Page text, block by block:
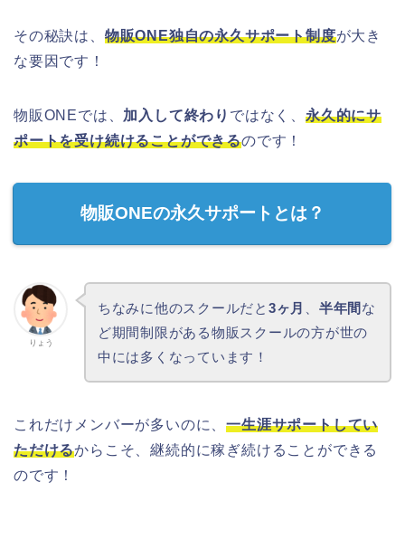
その秘訣は、 物販ONE独自の永久サポート制度が大き
な要因です！
物販ONEでは、 加入して終わり ではなく、永久的にサ
ポートを受け続けることができるのです！
物販ONEの永久サポートとは？
りょう
ちなみに他のスクールだと 3ヶ月 半年間 な
ど期間制限がある物販スクールの方が世の
中には多くなっています！
これだけメンバーが多いのに、一生涯サポートしてい
ただけるからこそ、継続的に稼ぎ続けることができる
のです！